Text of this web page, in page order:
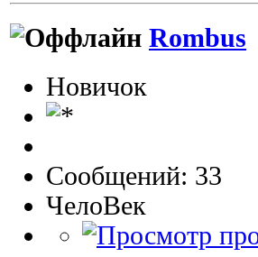
Rombus
Новичок
Сообщений: 33
ЧелоВек